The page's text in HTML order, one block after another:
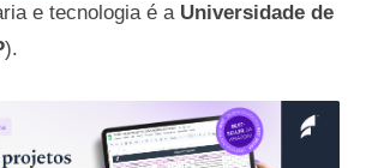
e tecnologia é a Universidade de
).